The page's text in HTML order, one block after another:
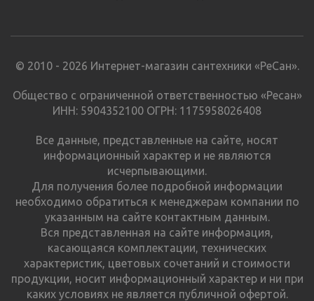
© 2010 - 2026 Интернет-магазин сантехники «РеСан».
Общество с ограниченной ответственностью «Ресан»
ИНН: 5904352100 ОГРН: 1175958026408
Все данные, представленные на сайте, носят
информационный характер и не являются
исчерпывающими.
Для получения более подробной информации
необходимо обратиться к менеджерам компании по
указанным на сайте контактным данным.
Вся представленная на сайте информация,
касающаяся комплектации, технических
характеристик, цветовых сочетаний и стоимости
продукции, носит информационный характер и ни при
каких условиях не является публичной офертой.